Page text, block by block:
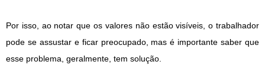
Por isso, ao notar que os valores não estão visíveis, o trabalhador
pode se assustar e ficar preocupado, mas é importante saber que
esse problema, geralmente, tem solução.